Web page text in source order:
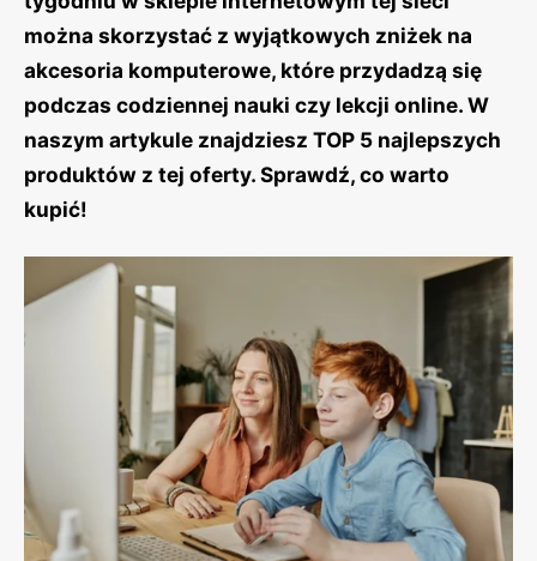
można skorzystać z wyjątkowych zniżek na
akcesoria komputerowe, które przydadzą się
podczas codziennej nauki czy lekcji online. W
naszym artykule znajdziesz TOP 5 najlepszych
produktów z tej oferty. Sprawdź, co warto
kupić!